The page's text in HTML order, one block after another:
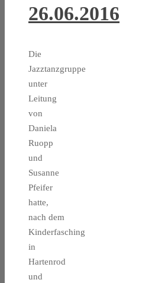
26.06.2016
Die
Jazztanzgruppe
unter
Leitung
von
Daniela
Ruopp
und
Susanne
Pfeifer
hatte,
nach dem
Kinderfasching
in
Hartenrod
und